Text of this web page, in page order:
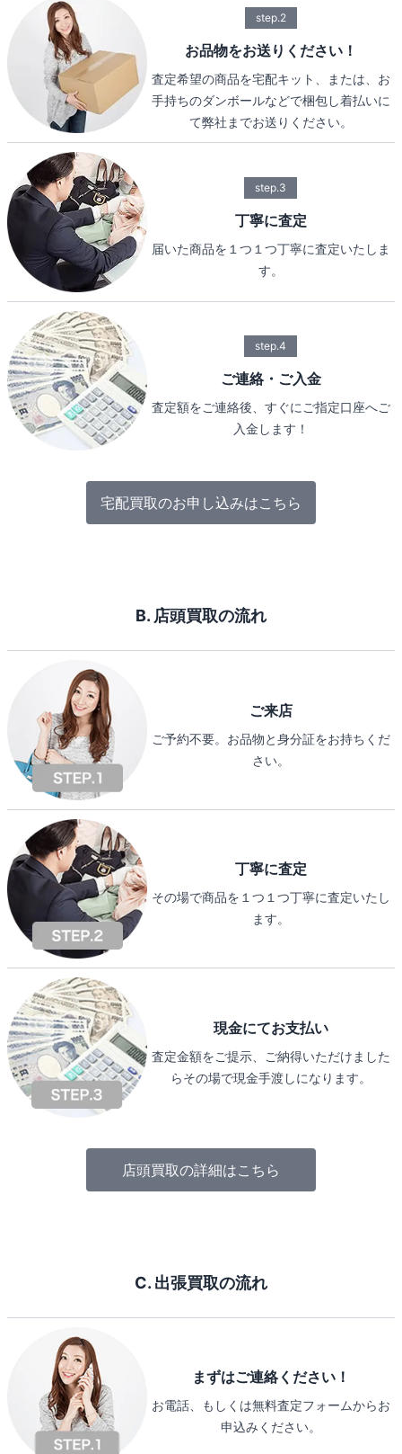
step.2
お品物をお送りください！
査定希望の商品を宅配キット、または、お
手持ちのダンボールなどで梱包し着払いに
て弊社までお送りください。
step.3
丁寧に査定
届いた商品を１つ１つ丁寧に査定いたしま
す。
step.4
ご連絡・ご入金
査定額をご連絡後、すぐにご指定口座へご
入金します！
宅配買取のお申し込みはこちら
B. 店頭買取の流れ
ご来店
ご予約不要。お品物と身分証をお持ちくだ
さい。
丁寧に査定
その場で商品を１つ１つ丁寧に査定いたし
ます。
現金にてお支払い
査定金額をご提示、ご納得いただけました
らその場で現金手渡しになります。
店頭買取の詳細はこちら
C. 出張買取の流れ
まずはご連絡ください！
お電話、もしくは無料査定フォームからお
申込みください。